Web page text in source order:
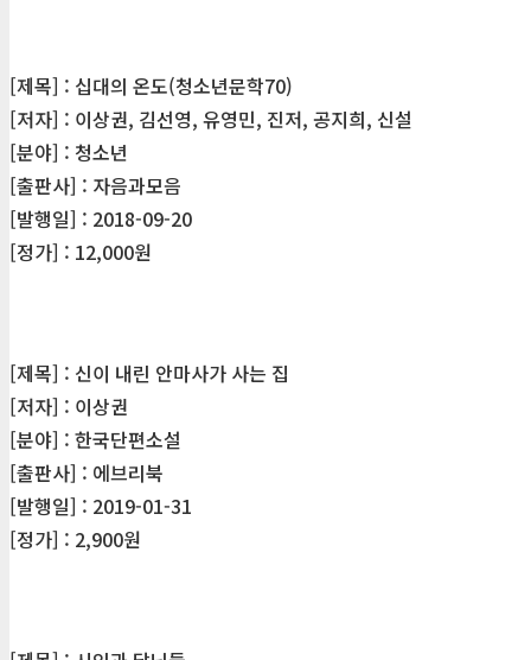
[제목] : 십대의 온도(청소년문학70)
[저자] : 이상권, 김선영, 유영민, 진저, 공지희, 신설
[분야] : 청소년
[출판사] : 자음과모음
[발행일] : 2018-09-20
[정가] : 12,000원
[제목] : 신이 내린 안마사가 사는 집
[저자] : 이상권
[분야] : 한국단편소설
[출판사] : 에브리북
[발행일] : 2019-01-31
[정가] : 2,900원